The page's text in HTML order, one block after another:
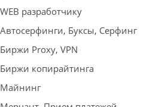
WEB разработчику
Автосерфинги, Буксы, Серфинг
Биржи Proxy, VPN
Биржи копирайтинга
Майнинг